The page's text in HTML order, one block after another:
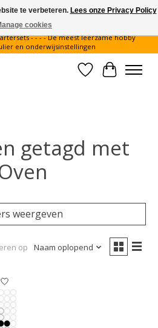
- - - - Legvoorbeelden gratis te
- - - - De meest leerzame hobby
en onderwijsinstellingen
Verlanglijst
getagd met
weergeven
op Naam oplopend
te verbeteren. Lees onze Privacy Policy
cookies